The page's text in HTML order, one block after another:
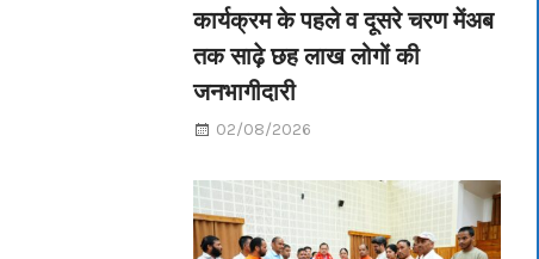
कार्यक्रम के पहले व दूसरे चरण मेंअब
तक साढ़े छह लाख लोगों की
जनभागीदारी
02/08/2026